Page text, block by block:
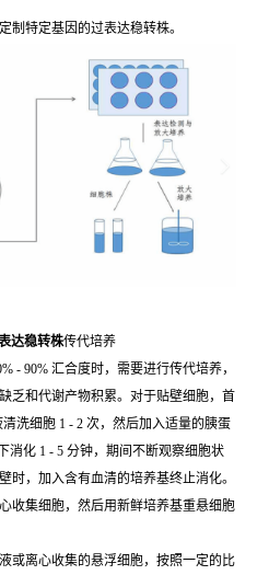
制特定基因的过表达稳转株。
达稳转株传代培养
- 90% 汇合度时，需要进行传代培养，
乏和代谢产物积累。对于贴壁细胞，首
洗细胞 1 - 2 次，然后加入适量的胰蛋
消化 1 - 5 分钟，期间不断观察细胞状
时，加入含有血清的培养基终止消化。
收集细胞，然后用新鲜培养基重悬细胞
或离心收集的悬浮细胞，按照一定的比